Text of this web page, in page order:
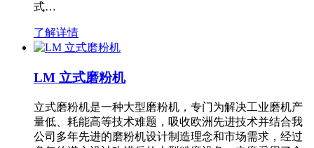
式…
了解详情
LM 立式磨粉机
立式磨粉机是一种大型磨粉机，专门为解决工业磨机产
量低、耗能高等技术难题，吸收欧洲先进技术并结合我
公司多年先进的磨粉机设计制造理念和市场需求，经过